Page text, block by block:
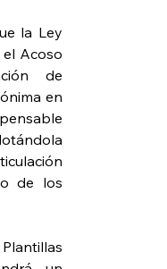
la Ley
Acoso
de
en
de los